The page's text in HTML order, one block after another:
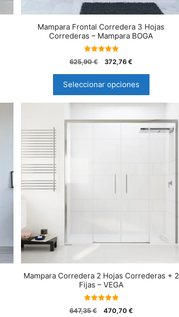
Mampara Frontal Corredera 3 Hojas
Correderas – Mampara BOGA
5.00
de 5
625,90€ 372,76€
Seleccionar opciones
Mampara Corredera 2 Hojas Correderas + 2
Fijas – VEGA
5.00
de 5
647,35€ 470,70 €